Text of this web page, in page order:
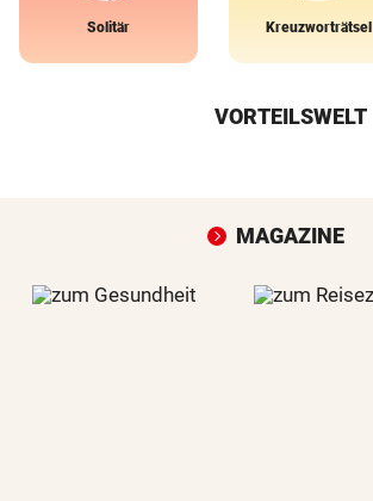
Solitär Kreuzworträtsel
VORTEILSWELT
MAGAZINE